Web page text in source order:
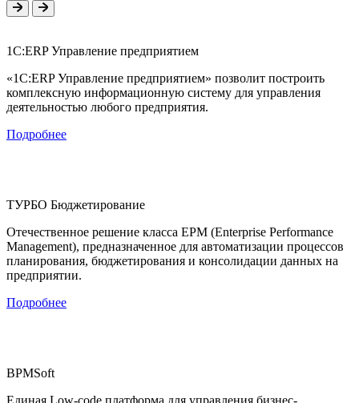
1С:ERP Управление предприятием
«1С:ERP Управление предприятием» позволит построить
комплексную информационную систему для управления
деятельностью любого предприятия.
Подробнее
ТУРБО Бюджетирование
Отечественное решение класса EPM (Enterprise Performance
Management), предназначенное для автоматизации процессов
планирования, бюджетирования и консолидации данных на
предприятии.
Подробнее
BPMSoft